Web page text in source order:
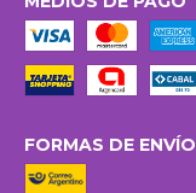
FORMAS DE ENVÍO